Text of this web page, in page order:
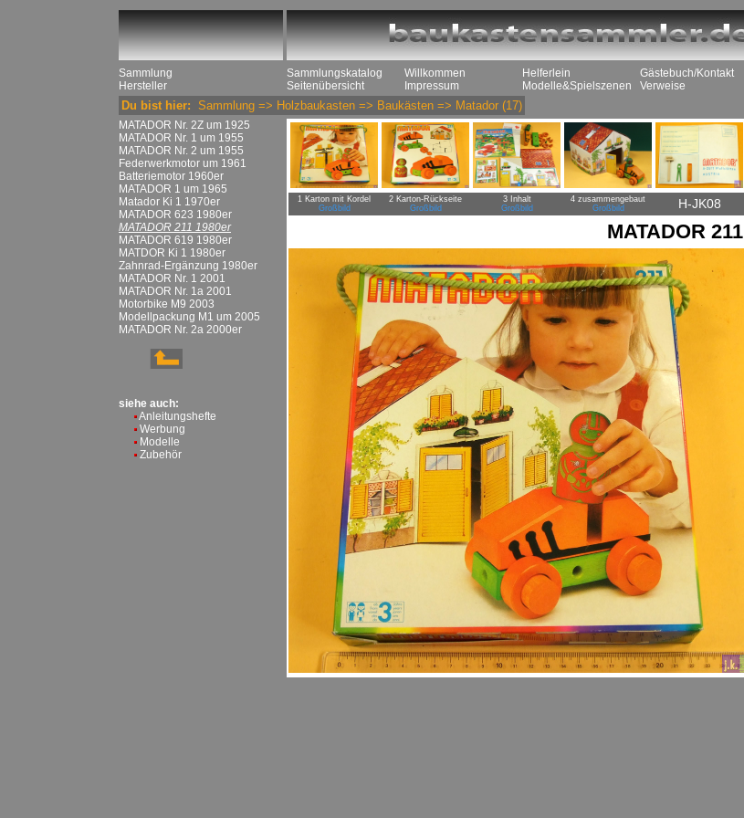
Sammlung
Hersteller
Sammlungskatalog
Seitenübersicht
Willkommen
Impressum
Helferlein
Modelle&Spielszenen
Gästebuch/Kontakt
Verweise
Du bist hier: Sammlung => Holzbaukasten => Baukästen => Matador (17)
MATADOR Nr. 2Z um 1925
MATADOR Nr. 1 um 1955
MATADOR Nr. 2 um 1955
Federwerkmotor um 1961
Batteriemotor 1960er
MATADOR 1 um 1965
Matador Ki 1 1970er
MATADOR 623 1980er
MATADOR 211 1980er
MATADOR 619 1980er
MATDOR Ki 1 1980er
Zahnrad-Ergänzung 1980er
MATADOR Nr. 1 2001
MATADOR Nr. 1a 2001
Motorbike M9 2003
Modellpackung M1 um 2005
MATADOR Nr. 2a 2000er
siehe auch:
Anleitungshefte
Werbung
Modelle
Zubehör
1 Karton mit Kordel
Großbild
2 Karton-Rückseite
Großbild
3 Inhalt
Großbild
4 zusammengebaut
Großbild
H-JK08
MATADOR 211